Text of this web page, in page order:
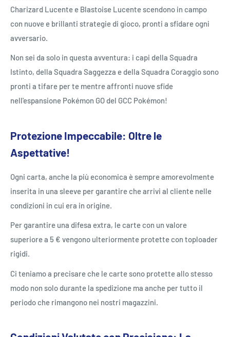
Charizard Lucente e Blastoise Lucente scendono in campo
con nuove e brillanti strategie di gioco, pronti a sfidare ogni
avversario.
Non sei da solo in questa avventura: i capi della Squadra
Istinto, della Squadra Saggezza e della Squadra Coraggio sono
pronti a tifare per te mentre affronti nuove sfide
nell'espansione Pokémon GO del GCC Pokémon!
Protezione Impeccabile: Oltre le
Aspettative!
Ogni carta, anche la più economica è sempre amorevolmente
inserita in una sleeve per garantire che arrivi al cliente nelle
condizioni in cui era in origine.
Per garantire una difesa extra, le carte con un valore
superiore a 5 € vengono ulteriormente protette con toploader
rigidi.
Ci teniamo a precisare che le carte sono protette allo stesso
modo non solo durante la spedizione ma anche per tutto il
periodo che rimangono nei nostri magazzini.